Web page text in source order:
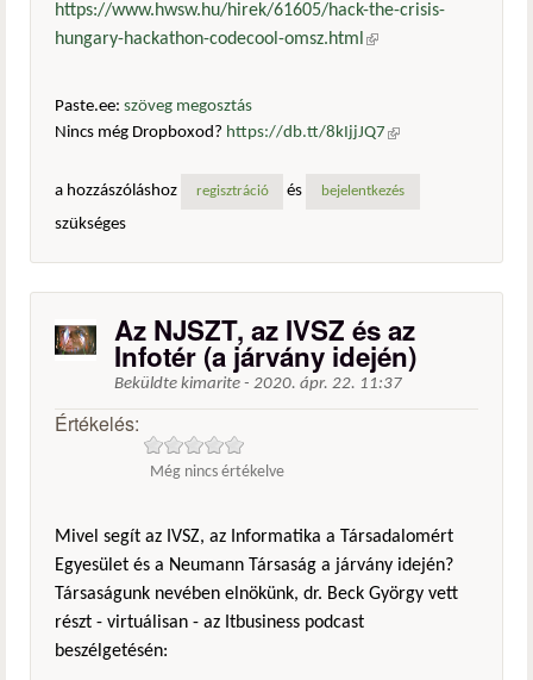
https://www.hwsw.hu/hirek/61605/hack-the-crisis-
hungary-hackathon-codecool-omsz.html(külső hivatkozás)
Paste.ee: szöveg megosztás
Nincs még Dropboxod? https://db.tt/8kIjjJQ7 (külső
a hozzászóláshoz
regisztráció és bejelentkezés
szükséges
Az NJSZT, az IVSZ és az
Infotér (a járvány idején)
Beküldte kimarite - 2020. ápr. 22. 11:37
Értékelés:
Még nincs értékelve
Mivel segít az IVSZ, az Informatika a Társadalomért
Egyesület és a Neumann Társaság a járvány idején?
Társaságunk nevében elnökünk, dr. Beck György vett
részt - virtuálisan - az Itbusiness podcast
beszélgetésén: